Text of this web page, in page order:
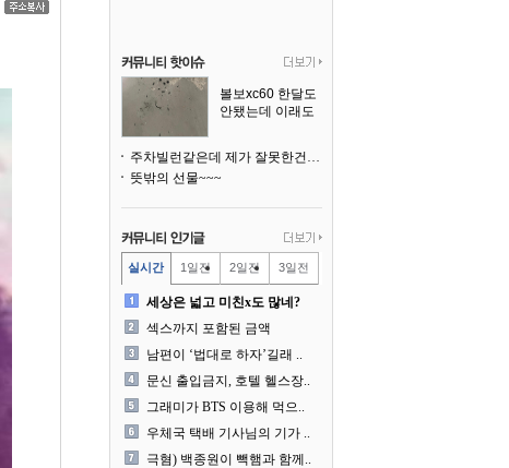
볼보xc60 한달도
안됐는데 이래도
주차빌런같은데 제가 잘못한건가요
뜻밖의 선물~~~
실시간 1일전 2일전 3일전
세상은 넓고 미친x도 많네?
섹스까지 포함된 금액
남편이 ‘법대로 하자’길래 ..
문신 출입금지, 호텔 헬스장..
그래미가 BTS 이용해 먹으..
우체국 택배 기사님의 기가 ..
극혐) 백종원이 빽햄과 함께..